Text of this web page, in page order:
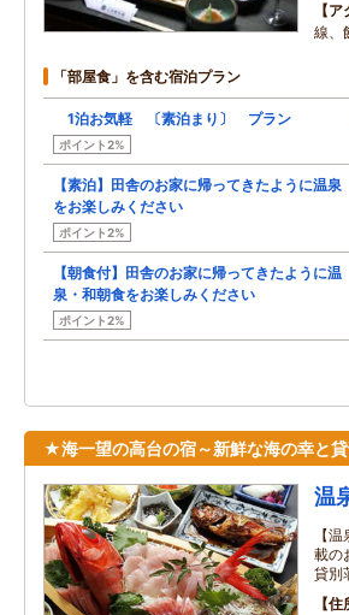
ア
線、
「部屋食」を含む宿泊プラン
1泊お気軽 〔素泊まり〕 プラン
ポイント2%
【素泊】田舎のお家に帰ってきたように温泉
をお楽しみください
ポイント2%
【朝食付】田舎のお家に帰ってきたように温
泉・和朝食をお楽しみください
ポイント2%
★海一望の高台の宿～新鮮な海の幸と
温
【
載の
貸別
住